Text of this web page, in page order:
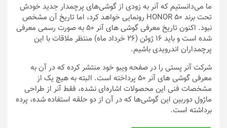
ما می‌دانستیم که آنر به زودی از گوشی‌های پرچمدار جدید خودش
تحت برند HONOR 50 رونمایی خواهد کرد، اما تاریخ آن مشخص
نبود. اکنون تاریخ معرفی گوشی های آنر ۵۰ به صورت رسمی معرفی
شده است و باید ۱۶ ژوئن (۲۶ خرداد ماه) منتظر ملاقات با این
پرچمداران اندرویدی باشیم.
شرکت آنر پستی را در صفحه ویبو خود منتشر کرده که در آن به
معرفی گوشی های آنر ۵۰ پرداخته است. البته به هیچ یک از
مشخصات فنی این محصولات اشاره‌ای نشده،‌ فقط آنر از طراحی
ماژول دوربین این گوشی‌ها که در آن از دو حلقه استفاده شده، پرده
برداشته است.